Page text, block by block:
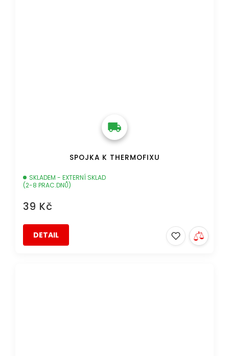
SPOJKA K THERMOFIXU
SKLADEM - EXTERNÍ SKLAD
(2-8 PRAC.DNŮ)
39 Kč
DETAIL